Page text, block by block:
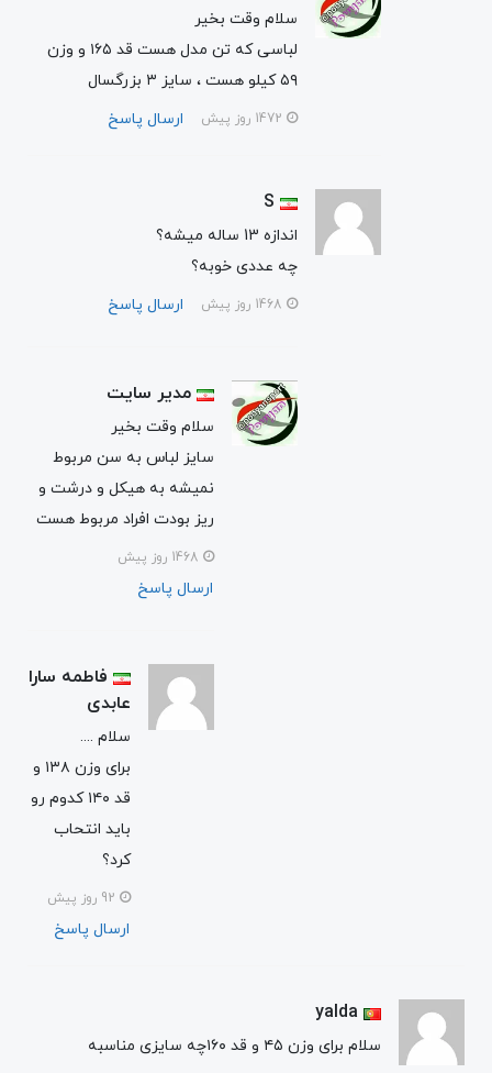
سلام وقت بخیر
لباسی که تن مدل هست قد ۱۶۵ و وزن
۵۹ کیلو هست ، سایز ۳ بزرگسال
ارسال پاسخ
S
اندازه 13 ساله میشه؟
چه عددی خوبه؟
ارسال پاسخ
مدیر سایت
سلام وقت بخیر
سایز لباس به سن مربوط
نمیشه به هیکل و درشت و
ریز بودت افراد مربوط هست
ارسال پاسخ
فاطمه سارا
عابدی
سلام ....
برای وزن ۱۳۸ و
قد ۱۴۰ کدوم رو
باید انتحاب
کرد؟
ارسال پاسخ
yalda
سلام برای وزن ۴۵ و قد ۱۶۰چه سایزی مناسبه